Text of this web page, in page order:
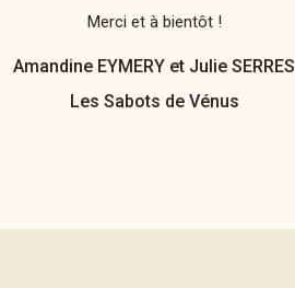
Merci et à bientôt !
Amandine EYMERY et Julie SERRES
Les Sabots de Vénus